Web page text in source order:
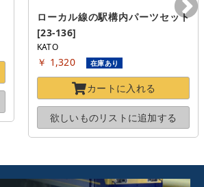
ローカル線の駅構内パーツセット
[23-136]
KATO
￥ 1,320 在庫あり
カートに入れる
欲しいものリストに追加する